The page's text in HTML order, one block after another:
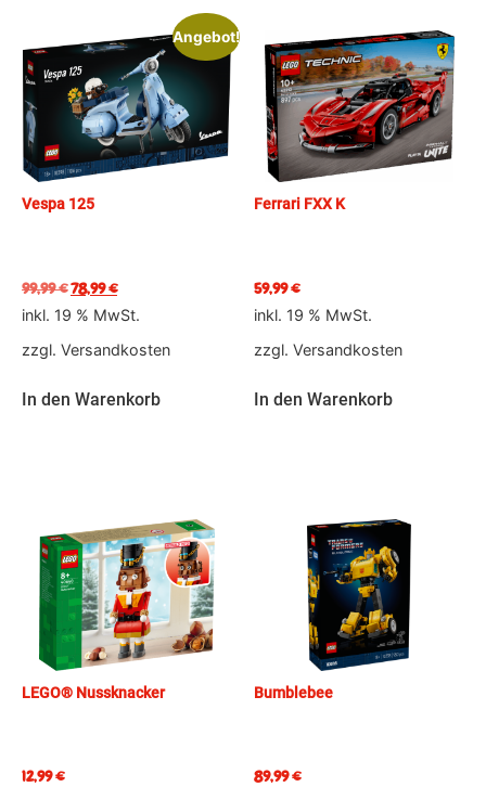
Angebot!
Vespa 125
99,99€78,99€
inkl. 19 % MwSt.
zzgl. Versandkosten
In den Warenkorb
Ferrari FXX K
59,99€
inkl. 19 % MwSt.
zzgl. Versandkosten
In den Warenkorb
LEGO® Nussknacker
12,99€
Bumblebee
89,99€